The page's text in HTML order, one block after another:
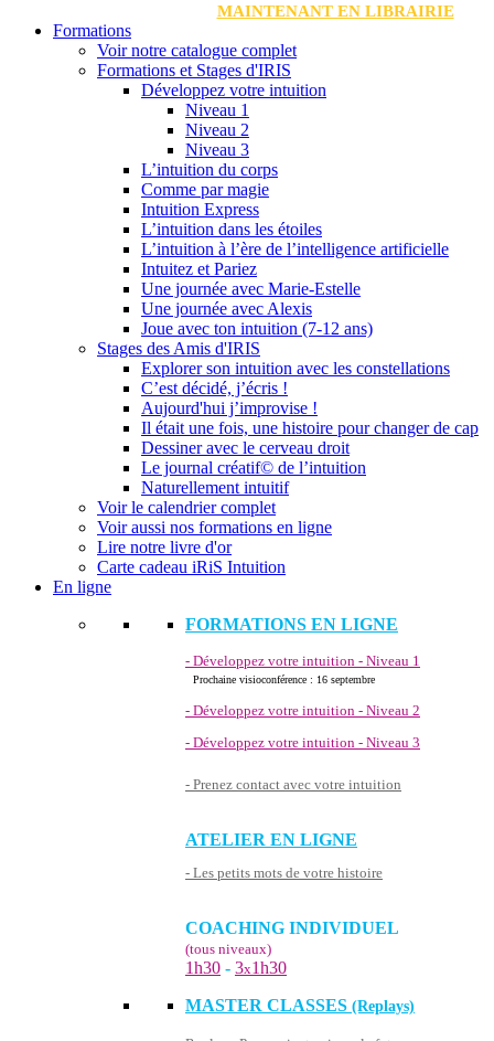
MAINTENANT EN LIBRAIRIE
Formations
Voir notre catalogue complet
Formations et Stages d'IRIS
Développez votre intuition
Niveau 1
Niveau 2
Niveau 3
L’intuition du corps
Comme par magie
Intuition Express
L’intuition dans les étoiles
L’intuition à l’ère de l’intelligence artificielle
Intuitez et Pariez
Une journée avec Marie-Estelle
Une journée avec Alexis
Joue avec ton intuition (7-12 ans)
Stages des Amis d'IRIS
Explorer son intuition avec les constellations
C’est décidé, j’écris !
Aujourd'hui j’improvise !
Il était une fois, une histoire pour changer de cap
Dessiner avec le cerveau droit
Le journal créatif© de l’intuition
Naturellement intuitif
Voir le calendrier complet
Voir aussi nos formations en ligne
Lire notre livre d'or
Carte cadeau iRiS Intuition
En ligne
FORMATIONS EN LIGNE
- Développez votre intuition - Niveau 1
Prochaine visioconférence : 16 septembre
- Développez votre intuition - Niveau 2
- Développez votre intuition - Niveau 3
- Prenez contact avec votre intuition
ATELIER EN LIGNE
- Les petits mots de votre histoire
COACHING INDIVIDUEL
(tous niveaux)
1h30 - 3x1h30
MASTER CLASSES (Replays)